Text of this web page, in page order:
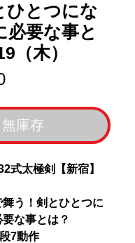
ひとつにな
必要な事と
（木）
價
無庫存
式太極剣【新宿】
う！剣とひとつに
な事とは？
7動作